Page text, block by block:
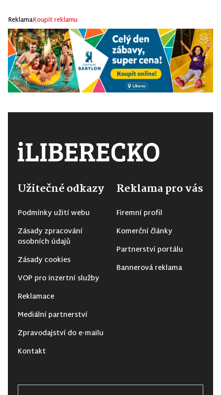
ReklamaKoupit reklamu
Užitečné odkazy
Podmínky užití webu
Zásady zpracování
osobních údajů
Zásady cookies
VOP pro inzertní služby
Reklamace
Mediální partnerství
Zpravodajství do e-mailu
Kontakt
Reklama pro vás
Firemní profil
Komerční články
Partnerství portálu
Bannerová reklama